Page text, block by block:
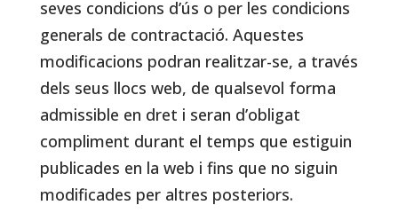
seves condicions d’ús o per les condicions
generals de contractació. Aquestes
modificacions podran realitzar-se, a través
dels seus llocs web, de qualsevol forma
admissible en dret i seran d’obligat
compliment durant el temps que estiguin
publicades en la web i fins que no siguin
modificades per altres posteriors.